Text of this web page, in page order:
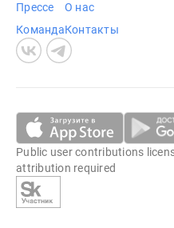
Прессе
Команда
О нас
Контакты
Public user contributions
attribution required